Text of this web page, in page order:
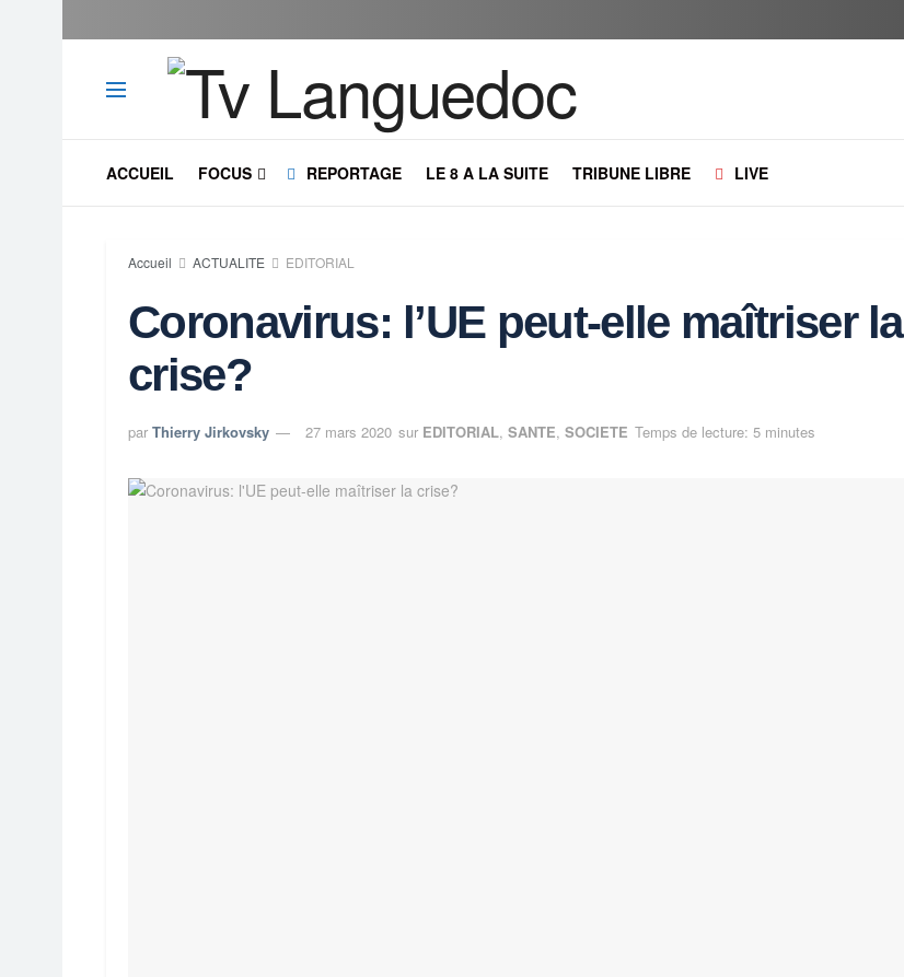
ACCUEIL FOCUS REPORTAGE LE 8 A LA SUITE TRIBUNE LIBRE LIVE
Accueil ACTUALITE EDITORIAL
Coronavirus: l’UE peut-elle maîtriser la
crise?
par Thierry Jirkovsky 27 mars 2020 sur EDITORIAL, SANTE, SOCIETE Temps de lecture: 5 minutes